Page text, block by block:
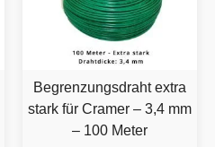
Begrenzungsdraht extra
stark für Cramer – 3,4 mm
– 100 Meter